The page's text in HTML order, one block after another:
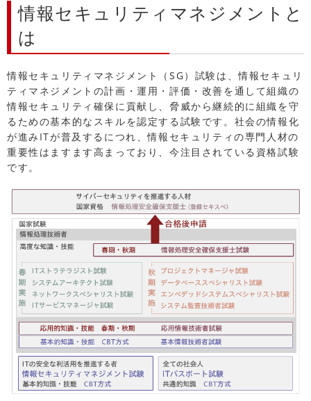
情報セキュリティマネジメントと
は
情報セキュリティマネジメント（SG）試験は、情報セキュリ
ティマネジメントの計画・運用・評価・改善を通して組織の
情報セキュリティ確保に貢献し、脅威から継続的に組織を守
るための基本的なスキルを認定する試験です。社会の情報化
が進みITが普及するにつれ、情報セキュリティの専門人材の
重要性はますます高まっており、今注目されている資格試験
です。